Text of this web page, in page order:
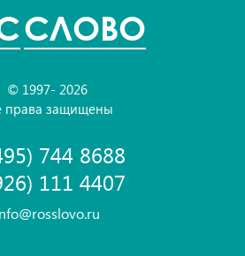
СЛОВО
© 1997- 2026
права защищены
744 8688
111 4407